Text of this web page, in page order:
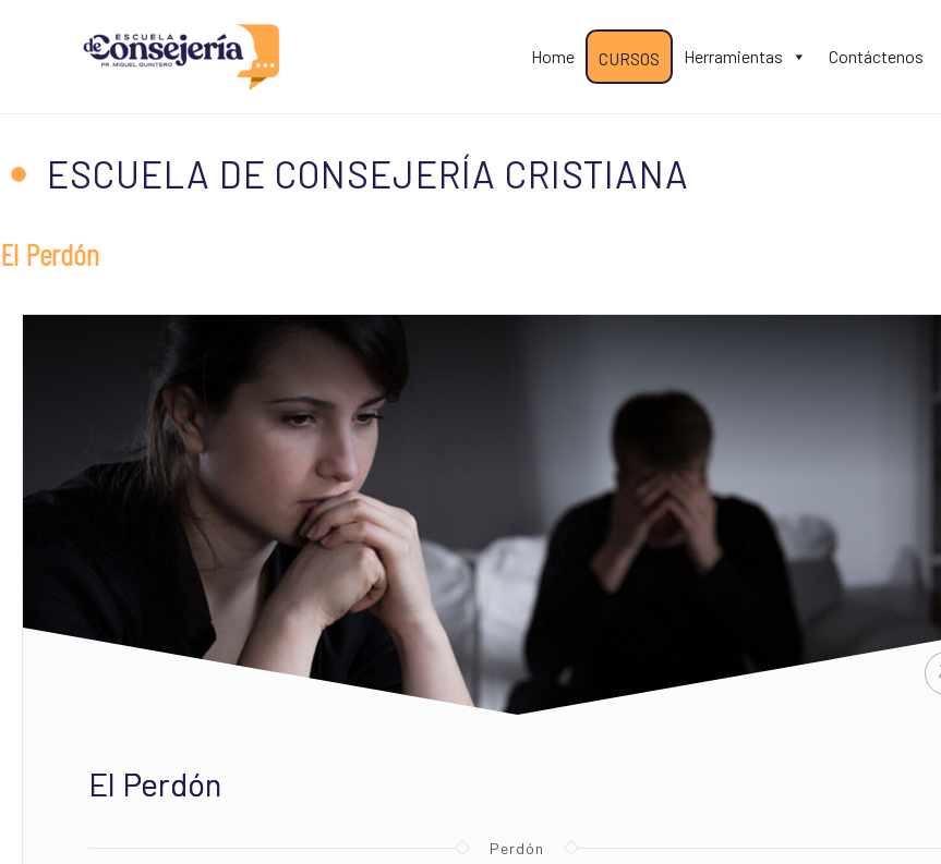
Home CURSOS Herramientas Contáctenos
ESCUELA DE CONSEJERÍA CRISTIANA
El Perdón
El Perdón
Perdón